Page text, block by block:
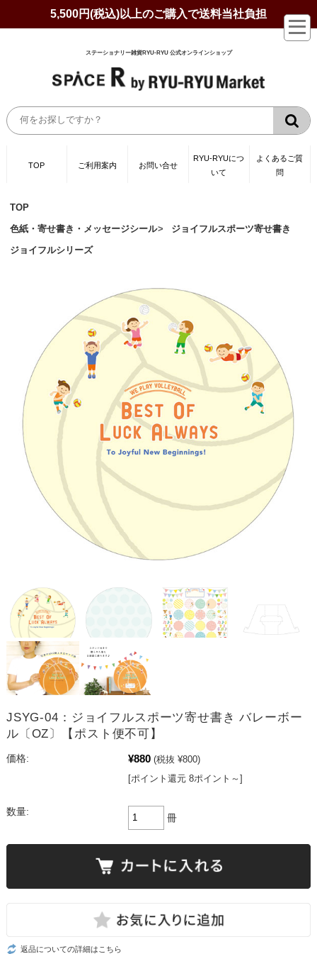
5,500円(税込)以上のご購入で送料当社負担
ステーショナリー雑貨RYU-RYU 公式オンラインショップ
TOP ご利用案内 お問い合せ
RYU-RYUにつ
いて
よくあるご質
問
TOP
色紙・寄せ書き・メッセージシール
ジョイフルスポーツ寄せ書き
ジョイフルシリーズ
JSYG-04：ジョイフルスポーツ寄せ書き バレーボー
ル〔OZ〕【ポスト便不可】
価格: ¥880 (税抜 ¥800)
[ポイント還元 8ポイント～]
数量:
冊
返品についての詳細はこちら